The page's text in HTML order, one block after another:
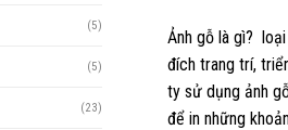
(5)
(5)
(23)
Ảnh gỗ là gì?
đích trang trí,
ty sử dụng ảnh
để in những